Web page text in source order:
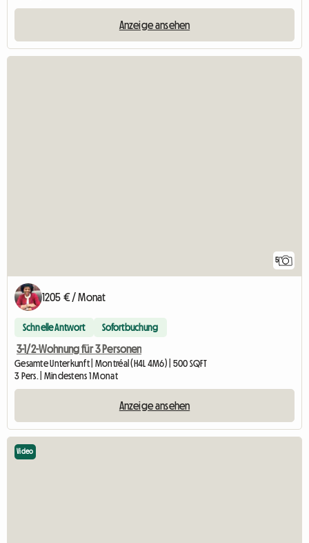
Anzeige ansehen
5
1205 € / Monat
Schnelle Antwort Sofortbuchung
3-1/2-Wohnung für 3 Personen
Gesamte Unterkunft | Montréal (H4L 4M6) | 500 SQFT
3 Pers. | Mindestens 1 Monat
Anzeige ansehen
Video